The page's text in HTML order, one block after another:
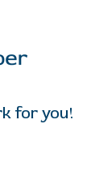
for you!